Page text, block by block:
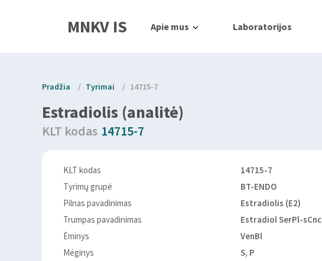
MNKV IS Apie mus Laboratorijos
Pradžia / Tyrimai / 14715-7
Estradiolis (analitė)
KLT kodas 14715-7
KLT kodas
14715-7
Tyrimų grupė
BT-ENDO
Pilnas pavadinimas
Estradiolis (E2)
Trumpas pavadinimas
Estradiol SerPl-sCnc
Ėminys
VenBl
Mėginys
S, P